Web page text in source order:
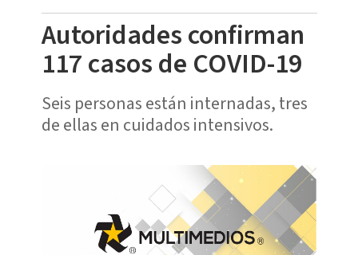
Autoridades confirman
117 casos de COVID-19
Seis personas están internadas, tres
de ellas en cuidados intensivos.